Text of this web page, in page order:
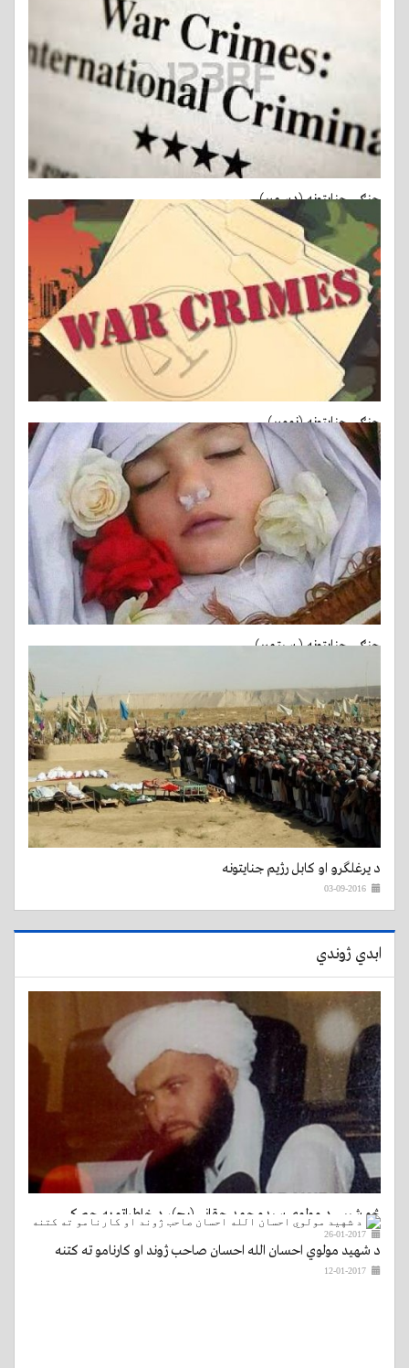
جنګي جنایتونه (ډسمبر)
02-01-2017
جنګي جنایتونه (نومبر)
01-12-2016
جنګي جنایتونه ( سپټمبر)
د یرغلگرو او کابل رژیم جنایتونه
03-09-2016
ابدي ژوندي
څو شیبې د مولوي سیدمحمد حقاني (رح)، د خاطراتو په چم کې
26-01-2017
د شهید مولوي احسان الله احسان صاحب ژوند او کارنامو ته کتنه
12-01-2017